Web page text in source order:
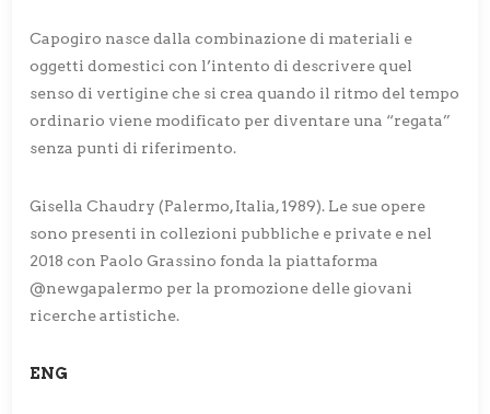
Capogiro nasce dalla combinazione di materiali e
oggetti domestici con l’intento di descrivere quel
senso di vertigine che si crea quando il ritmo del tempo
ordinario viene modificato per diventare una “regata”
senza punti di riferimento.
Gisella Chaudry (Palermo, Italia, 1989). Le sue opere
sono presenti in collezioni pubbliche e private e nel
2018 con Paolo Grassino fonda la piattaforma
@newgapalermo per la promozione delle giovani
ricerche artistiche.
ENG